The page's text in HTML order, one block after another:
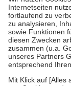
Kosten der
Diese Regeln
Bei Heilmitteln
Zuzahlung zehn
Verordnung.
Um das
stärken und die
fallenkeine